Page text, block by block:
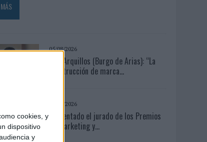
cookies, y
dispositivo
y
05/08/2026
Luis Arquillos (Burgo de Arias): “La
construcción de marca...
03/08/2026
Presentado el jurado de los Premios
de Marketing y...